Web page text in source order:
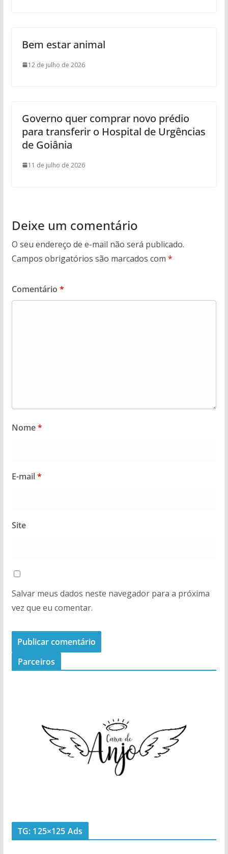
Bem estar animal
12 de julho de 2026
Governo quer comprar novo prédio
para transferir o Hospital de Urgências
de Goiânia
11 de julho de 2026
Deixe um comentário
O seu endereço de e-mail não será publicado.
Campos obrigatórios são marcados com *
Comentário *
Nome*
E-mail*
Site
Salvar meus dados neste navegador para a próxima
vez que eu comentar.
Parceiros
TG: 125×125 Ads